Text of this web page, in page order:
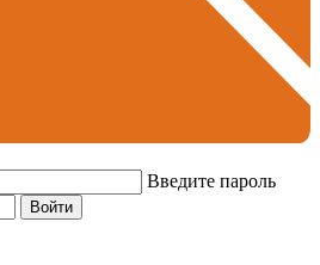
Введите пароль
Войти